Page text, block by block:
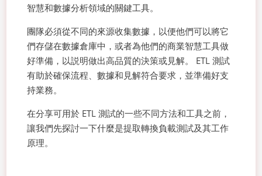
智慧和數據分析領域的關鍵工具。
團隊必須從不同的來源收集數據，以便他們可以將它
們存儲在數據倉庫中，或者為他們的商業智慧工具做
好準備，以説明做出高品質的決策或見解。 ETL 測試
有助於確保流程、數據和見解符合要求，並準備好支
持業務。
在分享可用於 ETL 測試的一些不同方法和工具之前，
讓我們先探討一下什麼是提取轉換負載測試及其工作
原理。